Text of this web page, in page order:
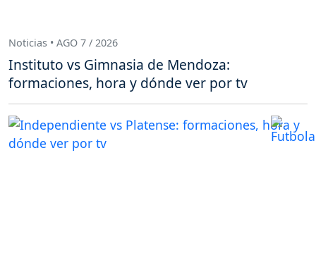
Noticias • AGO 7 / 2026
Instituto vs Gimnasia de Mendoza:
formaciones, hora y dónde ver por tv